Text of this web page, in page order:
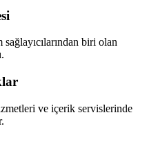
biri olan
ve içerik servislerinde